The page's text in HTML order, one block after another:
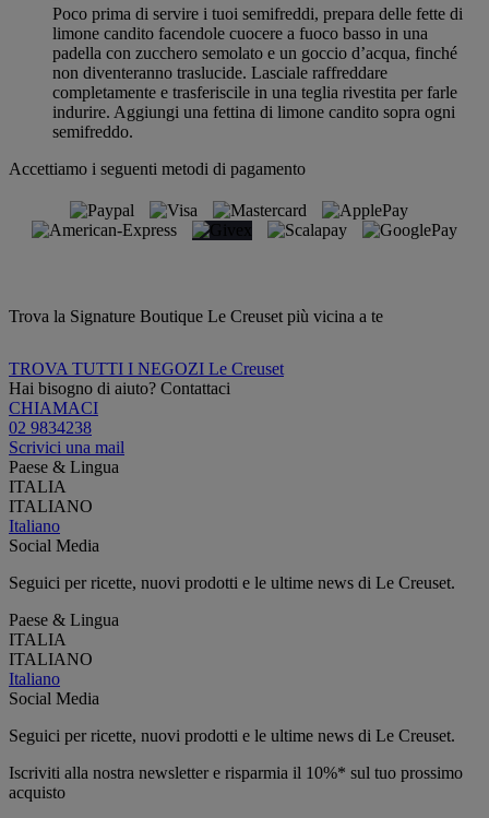
Poco prima di servire i tuoi semifreddi, prepara delle fette di
limone candito facendole cuocere a fuoco basso in una
padella con zucchero semolato e un goccio d’acqua, finché
non diventeranno traslucide. Lasciale raffreddare
completamente e trasferiscile in una teglia rivestita per farle
indurire. Aggiungi una fettina di limone candito sopra ogni
semifreddo.
Accettiamo i seguenti metodi di pagamento
Trova la Signature Boutique Le Creuset più vicina a te
TROVA TUTTI I NEGOZI Le Creuset
Hai bisogno di aiuto? Contattaci
CHIAMACI
02 9834238
Scrivici una mail
Paese & Lingua
ITALIA
ITALIANO
Italiano
Social Media
Seguici per ricette, nuovi prodotti e le ultime news di Le Creuset.
Paese & Lingua
ITALIA
ITALIANO
Italiano
Social Media
Seguici per ricette, nuovi prodotti e le ultime news di Le Creuset.
Iscriviti alla nostra newsletter e risparmia il 10%* sul tuo prossimo
acquisto